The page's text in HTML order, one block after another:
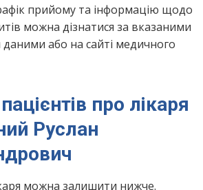
прийому та інформацію щодо
можна дізнатися за вказаними
або на сайті медичного
про лікаря
Руслан
можна залишити нижче.